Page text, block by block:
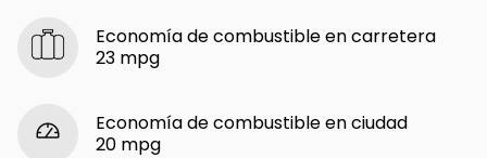
Economía de combustible en carretera
23 mpg
Economía de combustible en ciudad
20 mpg